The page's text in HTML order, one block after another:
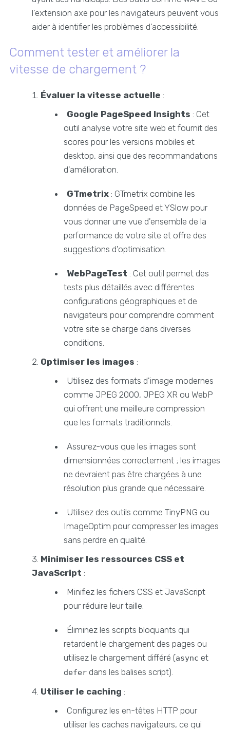
l'extension axe pour les navigateurs peuvent vous
aider à identifier les problèmes d'accessibilité.
Comment tester et améliorer la
vitesse de chargement ?
Évaluer la vitesse actuelle :
Google PageSpeed Insights : Cet
outil analyse votre site web et fournit des
scores pour les versions mobiles et
desktop, ainsi que des recommandations
d'amélioration.
GTmetrix : GTmetrix combine les
données de PageSpeed et YSlow pour
vous donner une vue d'ensemble de la
performance de votre site et offre des
suggestions d'optimisation.
WebPageTest : Cet outil permet des
tests plus détaillés avec différentes
configurations géographiques et de
navigateurs pour comprendre comment
votre site se charge dans diverses
conditions.
Optimiser les images :
Utilisez des formats d'image modernes
comme JPEG 2000, JPEG XR ou WebP
qui offrent une meilleure compression
que les formats traditionnels.
Assurez-vous que les images sont
dimensionnées correctement ; les images
ne devraient pas être chargées à une
résolution plus grande que nécessaire.
Utilisez des outils comme TinyPNG ou
ImageOptim pour compresser les images
sans perdre en qualité.
Minimiser les ressources CSS et
JavaScript :
Minifiez les fichiers CSS et JavaScript
pour réduire leur taille.
Éliminez les scripts bloquants qui
retardent le chargement des pages ou
utilisez le chargement différé (async et
defer dans les balises script).
Utiliser le caching :
Configurez les en-têtes HTTP pour
utiliser les caches navigateurs, ce qui